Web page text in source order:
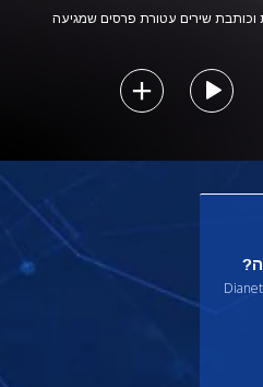
וכותבת שירים עטורת פרסים שמגיעה